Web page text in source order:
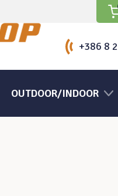
+386 8
OUTDOOR/INDOOR